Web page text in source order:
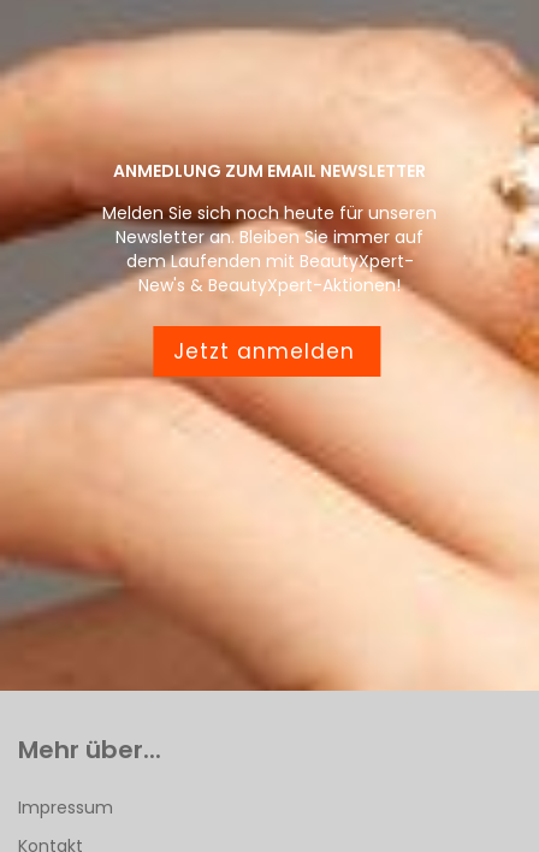
ANMEDLUNG ZUM EMAIL NEWSLETTER
Melden Sie sich noch heute für unseren
Newsletter an. Bleiben Sie immer auf
dem Laufenden mit BeautyXpert-
New's & BeautyXpert-Aktionen!
Jetzt anmelden
Mehr über...
Impressum
Kontakt